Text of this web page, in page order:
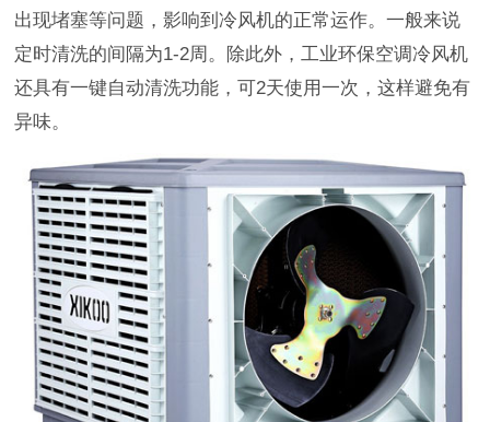
出现堵塞等问题，影响到冷风机的正常运作。一般来说
定时清洗的间隔为1-2周。除此外，工业环保空调冷风机
还具有一键自动清洗功能，可2天使用一次，这样避免有
异味。